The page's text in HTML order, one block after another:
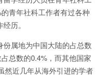
青年社科工作者有过各种
历。
属地为中国大陆的占总数
总数的0.4%，而其他国家
然近几年从海外引进的学者